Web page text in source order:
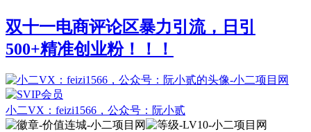
双十一电商评论区暴力引流，日引
500+精准创业粉！！！
小二VX：feizi1566，公众号：阮小贰